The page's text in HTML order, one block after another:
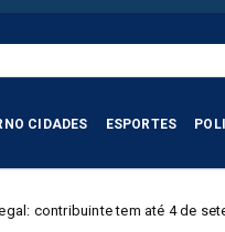
CIDADES ESPORTES
até 4 de setembro para